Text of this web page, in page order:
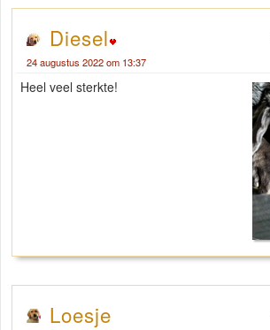
Diesel
24 augustus 2022 om 13:37
Heel veel sterkte!
Loesje